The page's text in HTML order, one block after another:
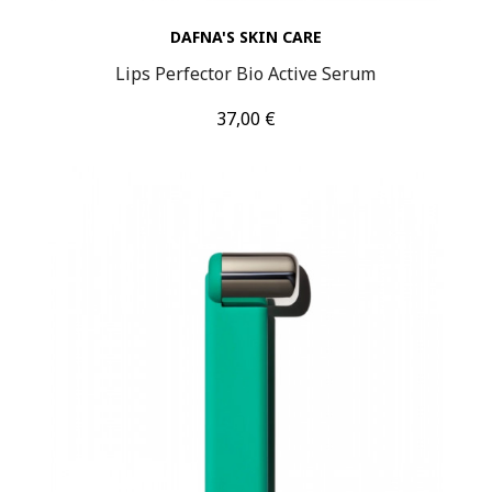
DAFNA'S SKIN CARE
Lips Perfector Bio Active Serum
Τιμή
37,00 €